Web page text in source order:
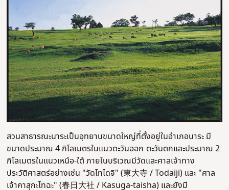
สวนสาธารณะนาระเป็นอุทยานขนาดใหญ่ที่ตั้งอยู่ในอำเภอนาระ มี
ขนาดประมาณ 4 กิโลเมตรในแนวตะวันออก-ตะวันตกและประมาณ 2
กิโลเมตรในแนวเหนือ-ใต้ ภายในบริเวณมีวัดและศาลเจ้าทาง
ประวัติศาสตร์อย่างเช่น "วัดโทไดจิ" (東大寺 / Todaiji) และ "ศาล
เจ้าคาสุกะไทฉะ" (春日大社 / Kasuga-taisha) และยังมี